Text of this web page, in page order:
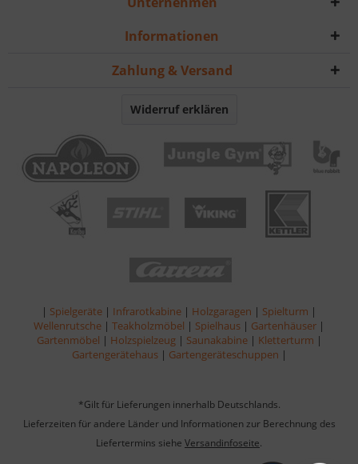
Informationen
Zahlung & Versand
Widerruf erklären
| Spielgeräte | Infrarotkabine | Holzgaragen | Spielturm |
Wellenrutsche | Teakholzmöbel | Spielhaus | Gartenhäuser |
Gartenmöbel | Holzspielzeug | Saunakabine | Kletterturm |
Gartengerätehaus | Gartengeräteschuppen |
*Gilt für Lieferungen innerhalb Deutschlands.
Lieferzeiten für andere Länder und Informationen zur Berechnung des
Liefertermins siehe Versandinfoseite.